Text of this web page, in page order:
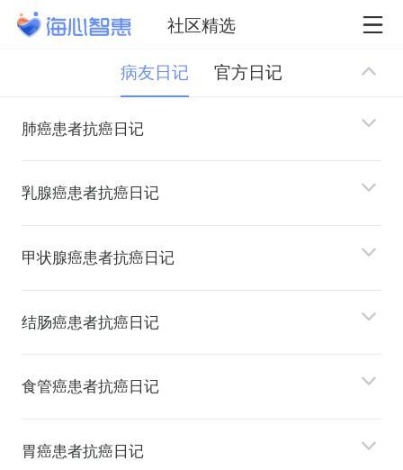
社区精选
病友日记 官方日记
肺癌患者抗癌日记
乳腺癌患者抗癌日记
甲状腺癌患者抗癌日记
结肠癌患者抗癌日记
⻝管癌患者抗癌日记
胃癌患者抗癌日记